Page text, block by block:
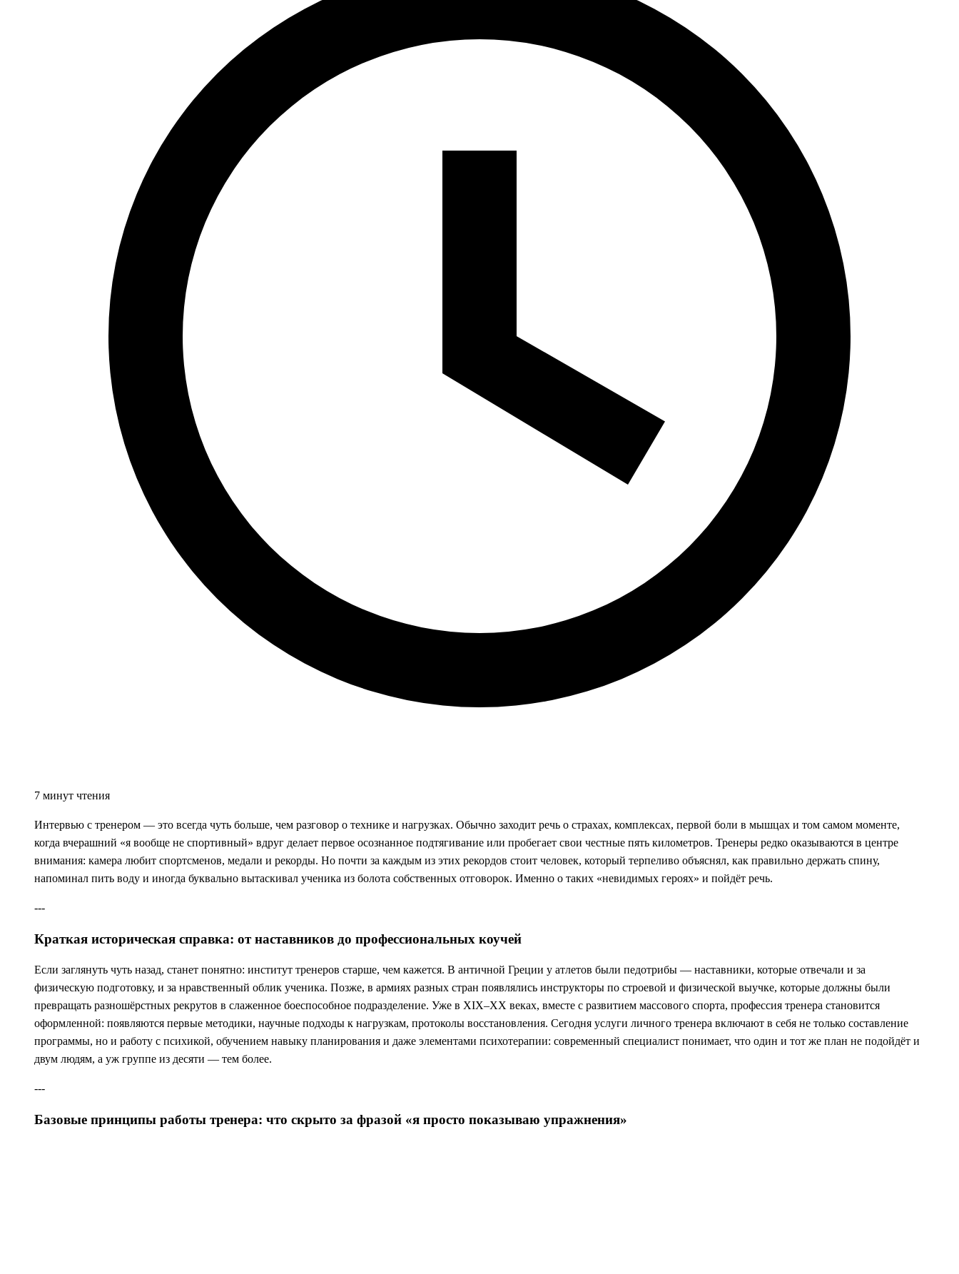
7 минут чтения
Интервью с тренером — это всегда чуть больше, чем разговор о технике и нагрузках. Обычно заходит речь о страхах, комплексах, первой боли в мышцах и том самом моменте,
когда вчерашний «я вообще не спортивный» вдруг делает первое осознанное подтягивание или пробегает свои честные пять километров. Тренеры редко оказываются в центре
внимания: камера любит спортсменов, медали и рекорды. Но почти за каждым из этих рекордов стоит человек, который терпеливо объяснял, как правильно держать спину,
напоминал пить воду и иногда буквально вытаскивал ученика из болота собственных отговорок. Именно о таких «невидимых героях» и пойдёт речь.
---
Краткая историческая справка: от наставников до профессиональных коучей
Если заглянуть чуть назад, станет понятно: институт тренеров старше, чем кажется. В античной Греции у атлетов были педотрибы — наставники, которые отвечали и за
физическую подготовку, и за нравственный облик ученика. Позже, в армиях разных стран появлялись инструкторы по строевой и физической выучке, которые должны были
превращать разношёрстных рекрутов в слаженное боеспособное подразделение. Уже в XIX–XX веках, вместе с развитием массового спорта, профессия тренера становится
оформленной: появляются первые методики, научные подходы к нагрузкам, протоколы восстановления. Сегодня услуги личного тренера включают в себя не только составление
программы, но и работу с психикой, обучением навыку планирования и даже элементами психотерапии: современный специалист понимает, что один и тот же план не подойдёт и
двум людям, а уж группе из десяти — тем более.
---
Базовые принципы работы тренера: что скрыто за фразой «я просто показываю упражнения»